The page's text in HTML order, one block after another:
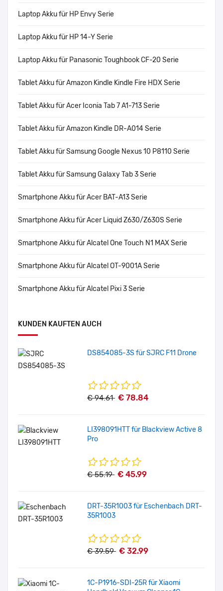
Laptop Akku für HP Envy Serie
Laptop Akku für HP 14-Y Serie
Laptop Akku für Panasonic Toughbook CF-20 Serie
Tablet Akku für Amazon Kindle Kindle Fire HDX Serie
Tablet Akku für Acer Iconia Tab 7 A1-713 Serie
Tablet Akku für Amazon Kindle DR-A014 Serie
Tablet Akku für Samsung Google Nexus 10 P8110 Serie
Tablet Akku für Samsung Galaxy Tab 3 Serie
Smartphone Akku für Acer BAT-A13 Serie
Smartphone Akku für Acer Liquid Z630/Z630S Serie
Smartphone Akku für Alcatel One Touch N1 MAX Serie
Smartphone Akku für Alcatel OT-9001A Serie
Smartphone Akku für Alcatel Pixi 3 Serie
KUNDEN KAUFTEN AUCH
DS854085-3S für SJRC F11 Drone
€ 94.61 € 78.84
LI398091HTT für Blackview Active 8
Pro
€ 55.19 € 45.99
DRT-35R1003 für Eschenbach DRT-
35R1003
€ 39.59 € 32.99
1C-P1916-SDI-25R für Xiaomi